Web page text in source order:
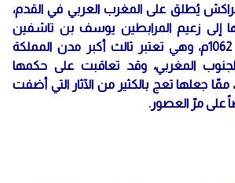
يُطلق على المغرب العربي في القدم،
إلى زعيم المرابطين يوسف بن تاشفين
وذلك في تاريخ عام 1062م، وهي تعتبر ثالث أكبر مدن المملكة
المغربي، وقد تعاقبت على حكمها
جعلها تعج بالكثير من الآثار التي أضفت
على مرّ العصور.